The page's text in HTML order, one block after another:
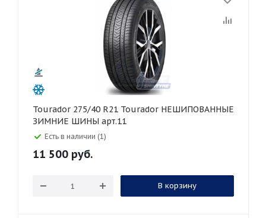
Tourador 275/40 R21 Tourador НЕШИПОВАННЫЕ
ЗИМНИЕ ШИНЫ арт.11
Есть в наличии (1)
11 500 руб.
В корзину